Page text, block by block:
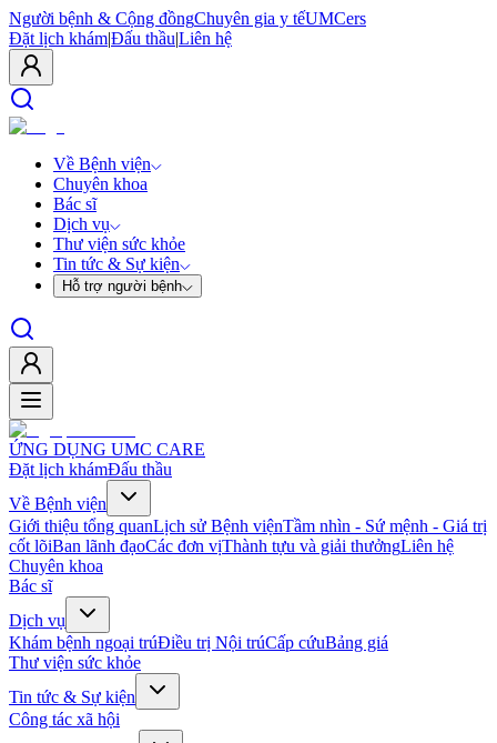
Người bệnh & Cộng đồngChuyên gia y tếUMCers
Đặt lịch khám|Đấu thầu|Liên hệ
Về Bệnh viện
Chuyên khoa
Bác sĩ
Dịch vụ
Thư viện sức khỏe
Tin tức & Sự kiện
Hỗ trợ người bệnh
ỨNG DỤNG UMC CARE
Đặt lịch khámĐấu thầu
Về Bệnh viện
Giới thiệu tổng quanLịch sử Bệnh việnTầm nhìn - Sứ mệnh - Giá trị
cốt lõiBan lãnh đạoCác đơn vịThành tựu và giải thưởngLiên hệ
Chuyên khoa
Bác sĩ
Dịch vụ
Khám bệnh ngoại trúĐiều trị Nội trúCấp cứuBảng giá
Thư viện sức khỏe
Tin tức & Sự kiện
Công tác xã hội